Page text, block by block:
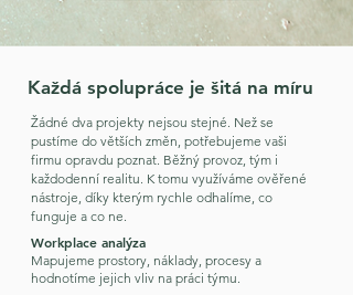
Každá spolupráce je šitá na míru
Žádné dva projekty nejsou stejné. Než se
pustíme do větších změn, potřebujeme vaši
firmu opravdu poznat. Běžný provoz, tým i
každodenní realitu. K tomu využíváme ověřené
nástroje, díky kterým rychle odhalíme, co
funguje a co ne.
Workplace analýza
Mapujeme prostory, náklady, procesy a
hodnotíme jejich vliv na práci týmu.